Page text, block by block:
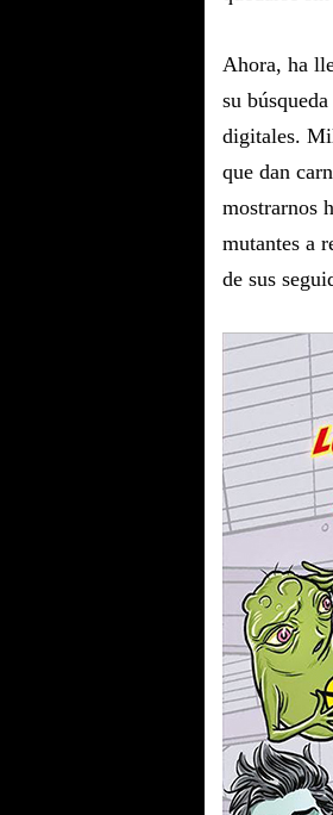
Ahora, ha
su
digitales.
que dan
mostrarnos
mutantes a
de sus